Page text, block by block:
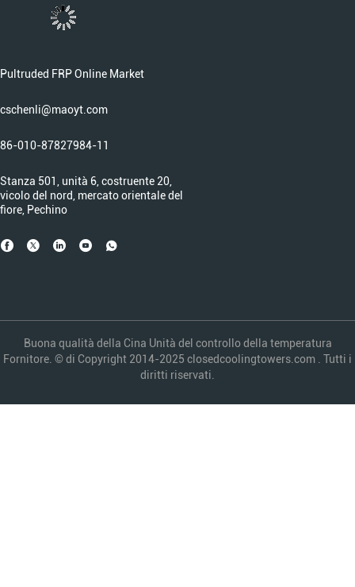
Pultruded FRP Online Market
cschenli@maoyt.com
86-010-87827984-11
Stanza 501, unità 6, costruente 20,
vicolo del nord, mercato orientale del
fiore, Pechino
Buona qualità della Cina Unità del controllo della temperatura
Fornitore. © di Copyright 2014-2025 closedcoolingtowers.com . Tutti i
diritti riservati.